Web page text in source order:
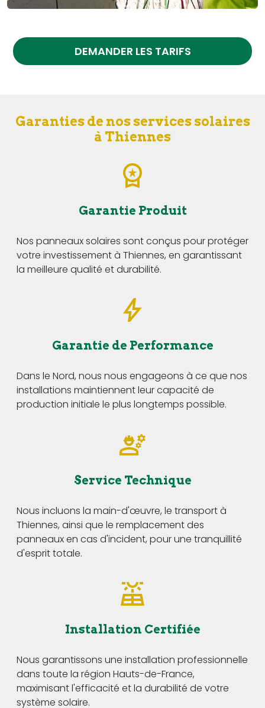
DEMANDER LES TARIFS
Garanties de nos services solaires
à Thiennes
Garantie Produit
Nos panneaux solaires sont conçus pour protéger
votre investissement à Thiennes, en garantissant
la meilleure qualité et durabilité.
Garantie de Performance
Dans le Nord, nous nous engageons à ce que nos
installations maintiennent leur capacité de
production initiale le plus longtemps possible.
Service Technique
Nous incluons la main-d'œuvre, le transport à
Thiennes, ainsi que le remplacement des
panneaux en cas d'incident, pour une tranquillité
d'esprit totale.
Installation Certifiée
Nous garantissons une installation professionnelle
dans toute la région Hauts-de-France,
maximisant l'efficacité et la durabilité de votre
système solaire.